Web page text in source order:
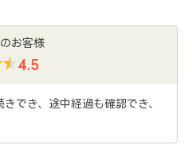
のお客様
4.5
でき、途中経過も確認でき、